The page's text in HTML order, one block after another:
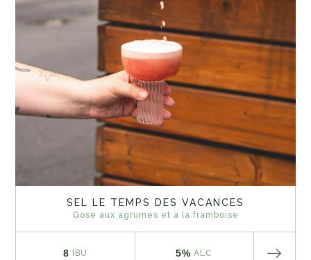
SEL LE TEMPS DES VACANCES
Gose aux agrumes et à la framboise
8 IBU 5% ALC